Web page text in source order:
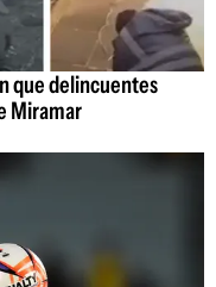
que delincuentes
Miramar